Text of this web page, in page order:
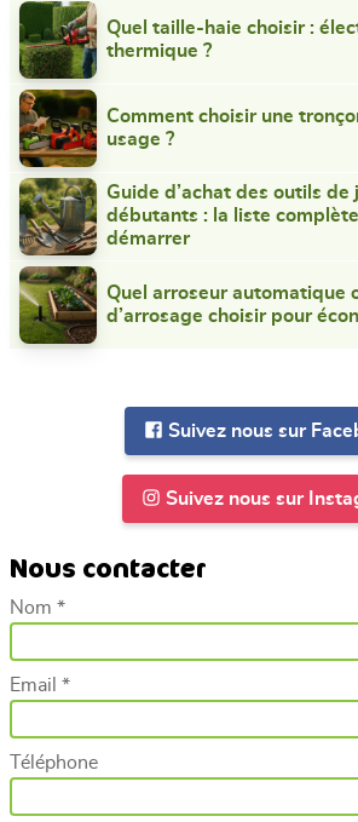
Quel taille-haie choisir :
thermique ?
Comment choisir une
usage ?
Guide d’achat des outils de
débutants : la liste
démarrer
Quel arroseur automatique
d’arrosage choisir pour
Suivez nous sur
Suivez nous sur
Nous contacter
Nom *
Email *
Téléphone